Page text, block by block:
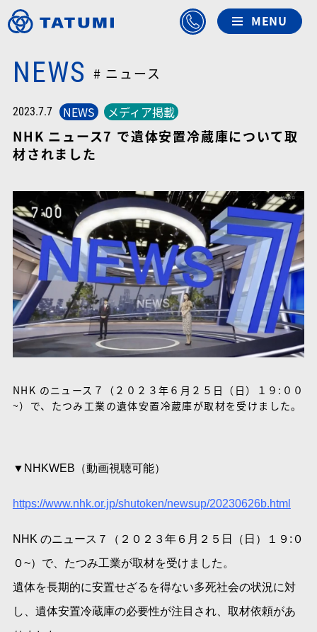
NEWS # ニュース
2023.7.7 NEWS メディア掲載
NHK ニュース7 で遺体安置冷蔵庫について取
材されました
NHK のニュース７（２０２３年６月２５日（日）１９:００
~）で、たつみ工業の遺体安置冷蔵庫が取材を受けました。
▼NHKWEB（動画視聴可能）
https://www.nhk.or.jp/shutoken/newsup/20230626b.html
NHK のニュース７（２０２３年６月２５日（日）１９:０
０~）で、たつみ工業が取材を受けました。
遺体を長期的に安置せざるを得ない多死社会の状況に対
し、遺体安置冷蔵庫の必要性が注目され、取材依頼があ